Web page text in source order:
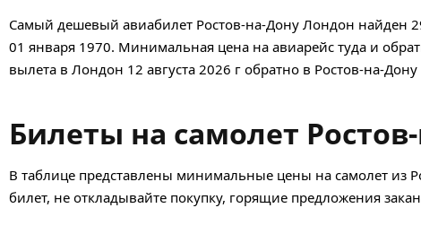
Самый дешевый авиабилет Ростов-на-Дону Лондон найден
01 января 1970. Минимальная цена на авиарейс туда и
вылета в Лондон 12 августа 2026 г обратно в Ростов-на-Дону
Билеты на самолет
В таблице представлены минимальные цены на самолет
билет, не откладывайте покупку, горящие предложения